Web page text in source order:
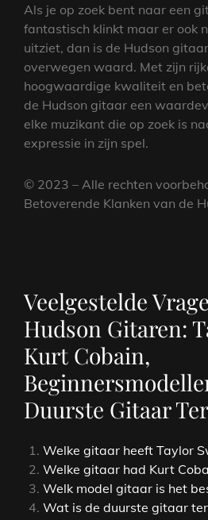
Als je op zoek bent naar een
fantastisch klinkt maar er ook
uitziet, dan is de Hudson
overwegen waard. Met zijn
hoogwaardige kwaliteit en
de Hudson gitaar een
elke muzikant die op zoek is
expressie in zijn spel.
© 2023 – Alle rechten
Betoverende Klanken van de
Veelgestelde
Hudson Gitaren:
Kurt Cobain,
Duurste Gitaar
Welke gitaar heeft Taylor
Welke gitaar had Kurt
Welk model gitaar is het
Wat is de duurste gitaar